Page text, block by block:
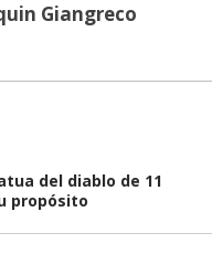
Giangreco
del diablo de 11
propósito